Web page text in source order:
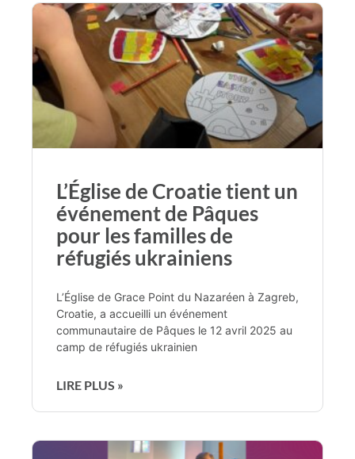
L’Église de Croatie tient un
événement de Pâques
pour les familles de
réfugiés ukrainiens
L’Église de Grace Point du Nazaréen à Zagreb,
Croatie, a accueilli un événement
communautaire de Pâques le 12 avril 2025 au
camp de réfugiés ukrainien
LIRE PLUS »